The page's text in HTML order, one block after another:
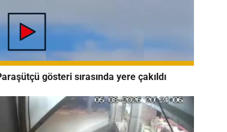
gösteri sırasında yere çakıldı